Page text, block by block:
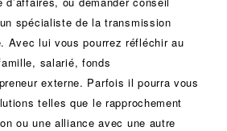
spécialiste de latransmission
Avec lui vous pourrez réfléchir au
, salarié, fonds
externe. Parfois il pourra vous
telles que le rapprochement
ou unealliance avec une autre